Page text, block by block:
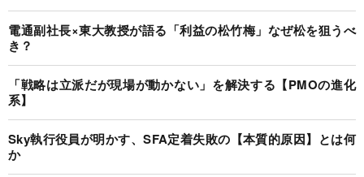
電通副社長×東大教授が語る「利益の松竹梅」なぜ松を狙うべ
き？
「戦略は立派だが現場が動かない」を解決する【PMOの進化
系】
Sky執行役員が明かす、SFA定着失敗の【本質的原因】とは何
か